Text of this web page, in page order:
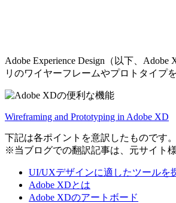
Adobe Experience Design（以下、
リのワイヤーフレームやプロトタイプ
Wireframing and Prototyping in Adobe XD
下記は各ポイントを意訳したものです。
※当ブログでの翻訳記事は、元サイト
UI/UXデザインに適したツールを
Adobe XDとは
Adobe XDのアートボード